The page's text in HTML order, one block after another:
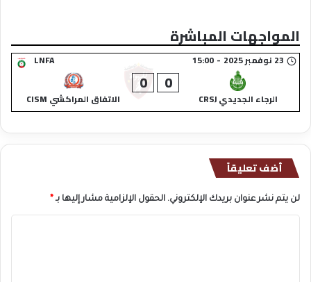
المواجهات المباشرة
LNFA 23 نوفمبر 2025 -
15:00
الرجاء الجديدي CRSJ
0
0
الاتفاق المراكشي CISM
أضف تعليقاً
لن يتم نشر عنوان بريدك الإلكتروني. الحقول الإلزامية مشار إليها بـ *